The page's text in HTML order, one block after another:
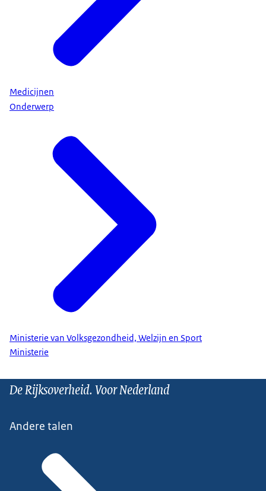
Medicijnen
Onderwerp
Ministerie van Volksgezondheid, Welzijn en Sport
Ministerie
De Rijksoverheid. Voor Nederland
Andere talen